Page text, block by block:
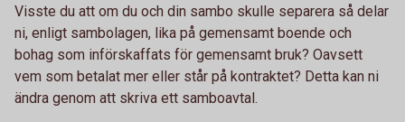
Visste du att om du och din sambo skulle separera så delar
ni, enligt sambolagen, lika på gemensamt boende och
bohag som införskaffats för gemensamt bruk? Oavsett
vem som betalat mer eller står på kontraktet? Detta kan ni
ändra genom att skriva ett samboavtal.